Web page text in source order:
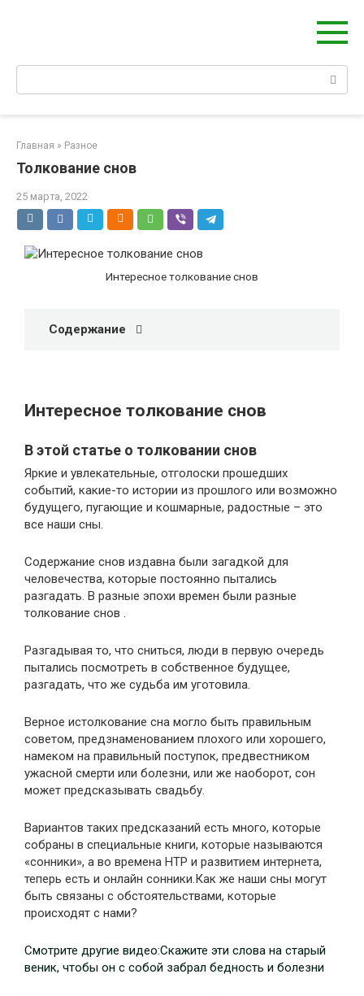
Главная » Разное
Толкование снов
25 марта, 2022
Интересное толкование снов
Содержание
Интересное толкование снов
В этой статье о толковании снов
Яркие и увлекательные, отголоски прошедших
событий, какие-то истории из прошлого или возможно
будущего, пугающие и кошмарные, радостные – это
все наши сны.
Содержание снов издавна были загадкой для
человечества, которые постоянно пытались
разгадать. В разные эпохи времен были разные
толкование снов .
Разгадывая то, что сниться, люди в первую очередь
пытались посмотреть в собственное будущее,
разгадать, что же судьба им уготовила.
Верное истолкование сна могло быть правильным
советом, предзнаменованием плохого или хорошего,
намеком на правильный поступок, предвестником
ужасной смерти или болезни, или же наоборот, сон
может предсказывать свадьбу.
Вариантов таких предсказаний есть много, которые
собраны в специальные книги, которые называются
«сонники», а во времена НТР и развитием интернета,
теперь есть и онлайн сонники.Как же наши сны могут
быть связаны с обстоятельствами, которые
происходят с нами?
Смотрите другие видео:Скажите эти слова на старый
веник, чтобы он с собой забрал бедность и болезни